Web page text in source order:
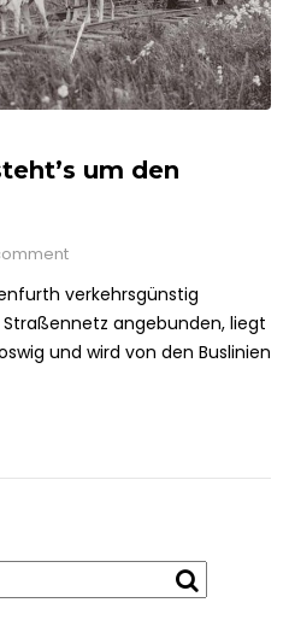
um den
verkehrsgünstig
angebunden, liegt
und wird von den Buslinien